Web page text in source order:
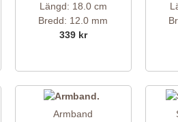
Längd: 18.0 cm
Bredd: 12.0 mm
339 kr
Armband